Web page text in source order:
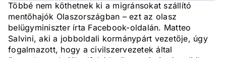
Többé nem köthetnek ki a migránsokat szállító
mentőhajók Olaszországban – ezt az olasz
belügyminiszter írta Facebook-oldalán. Matteo
Salvini, aki a jobboldali kormánypárt vezetője, úgy
fogalmazott, hogy a civilszervezetek által